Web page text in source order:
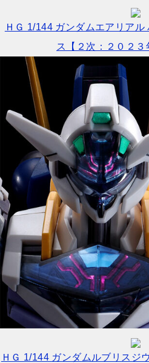
ＨＧ 1/144 ガンダムエアリア
ス【２次：２０２３
ＨＧ 1/144 ガンダムルブリスジ